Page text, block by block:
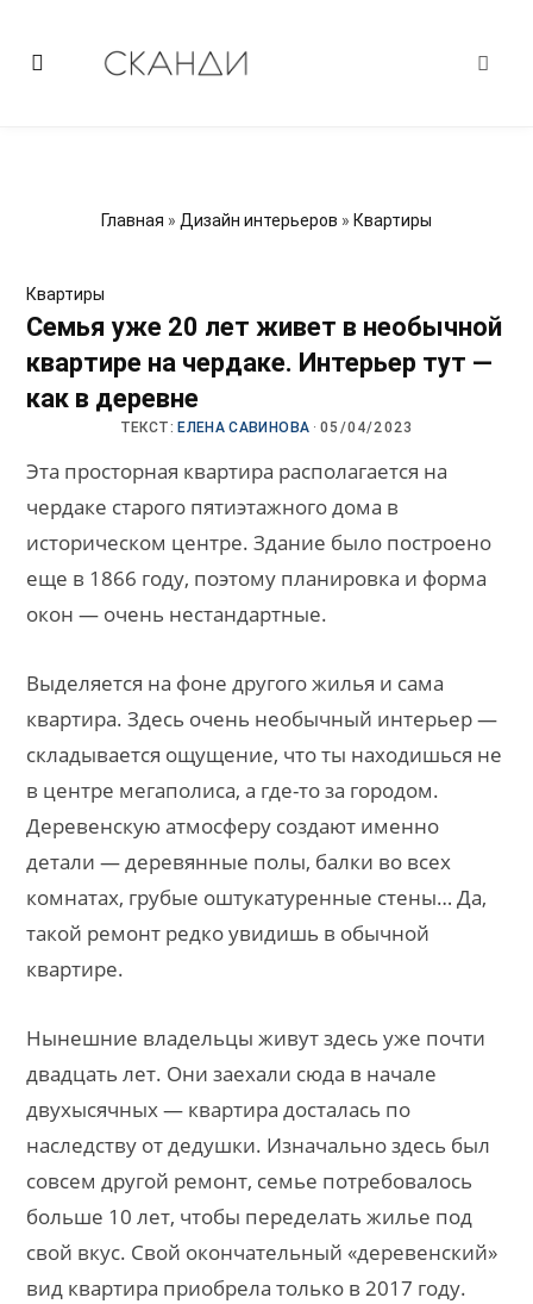
Главная » Дизайн интерьеров » Квартиры
Квартиры
Семья уже 20 лет живет в необычной
квартире на чердаке. Интерьер тут —
как в деревне
ТЕКСТ: ЕЛЕНА САВИНОВА ·05/04/2023
Эта просторная квартира располагается на
чердаке старого пятиэтажного дома в
историческом центре. Здание было построено
еще в 1866 году, поэтому планировка и форма
окон — очень нестандартные.
Выделяется на фоне другого жилья и сама
квартира. Здесь очень необычный интерьер —
складывается ощущение, что ты находишься не
в центре мегаполиса, а где-то за городом.
Деревенскую атмосферу создают именно
детали — деревянные полы, балки во всех
комнатах, грубые оштукатуренные стены… Да,
такой ремонт редко увидишь в обычной
квартире.
Нынешние владельцы живут здесь уже почти
двадцать лет. Они заехали сюда в начале
двухысячных — квартира досталась по
наследству от дедушки. Изначально здесь был
совсем другой ремонт, семье потребовалось
больше 10 лет, чтобы переделать жилье под
свой вкус. Свой окончательный «деревенский»
вид квартира приобрела только в 2017 году.